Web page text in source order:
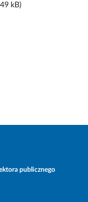
kB)
publicznego